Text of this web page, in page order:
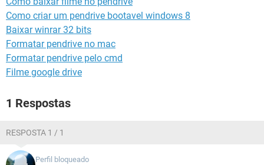
GUIA DE COMPRAS
Como criar um pendrive bootavel windows 8
Baixar winrar 32 bits
Formatar pendrive no mac
Formatar pendrive pelo cmd
Filme google drive
1 Respostas
RESPOSTA 1 / 1
Perfil bloqueado